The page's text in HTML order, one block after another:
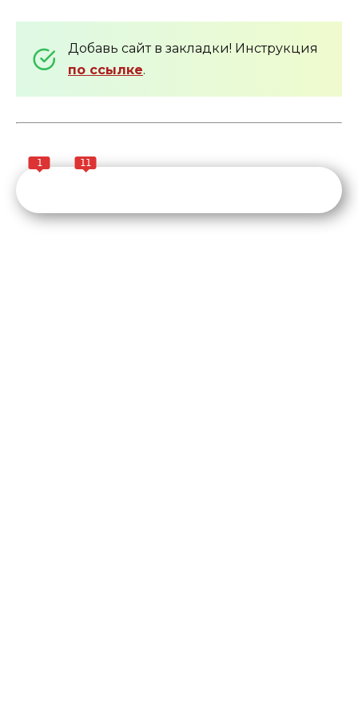
Добавь сайт в закладки! Инструкция
по ссылке.
1 11